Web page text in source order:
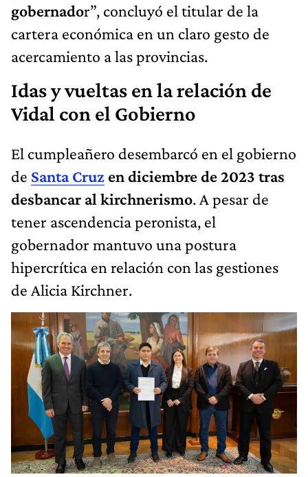
gobernador”, concluyó el titular de la
cartera económica en un claro gesto de
acercamiento a las provincias.
Idas y vueltas en la relación de
Vidal con el Gobierno
El cumpleañero desembarcó en el gobierno
de Santa Cruz en diciembre de 2023 tras
desbancar al kirchnerismo. A pesar de
tener ascendencia peronista, el
gobernador mantuvo una postura
hipercrítica en relación con las gestiones
de Alicia Kirchner.